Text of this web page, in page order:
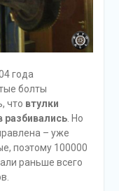
года
болты
что втулки
разбивались. Но
– уже
поэтому 100000
раньше всего